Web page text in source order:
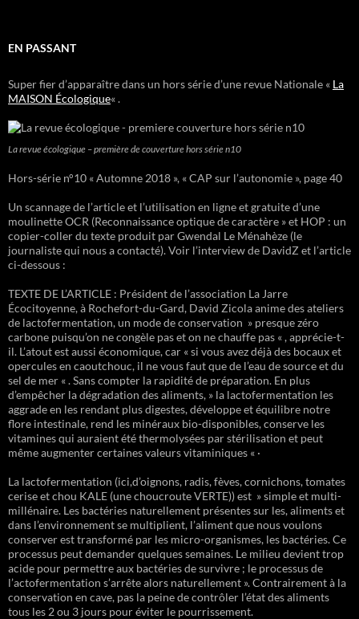
EN PASSANT
Super fier d’apparaître dans un hors série d’une revue Nationale « La
MAISON Écologique« .
La revue écologique – première de couverture hors série n10
Hors-série n°10 « Automne 2018 », « CAP sur l’autonomie », page 40
Un scannage de l’article et l’utilisation en ligne et gratuite d’une
moulinette OCR (Reconnaissance optique de caractère » et HOP : un
copier-coller du texte produit par Gwendal Le Ménahèze (le
journaliste qui nous a contacté). Voir l’interview de DavidZ et l’article
ci-dessous :
TEXTE DE L’ARTICLE : Président de l’association La Jarre
Écocitoyenne, à Rochefort-du-Gard, David Zicola anime des ateliers
de lactofermentation, un mode de conservation » presque zéro
carbone puisqu’on ne congèle pas et on ne chauffe pas « , apprécie-t-
il. L’atout est aussi économique, car « si vous avez déjà des bocaux et
opercules en caoutchouc, il ne vous faut que de l’eau de source et du
sel de mer « . Sans compter la rapidité de préparation. En plus
d’empêcher la dégradation des aliments, » la lactofermentation les
aggrade en les rendant plus digestes, développe et équilibre notre
flore intestinale, rend les minéraux bio-disponibles, conserve les
vitamines qui auraient été thermolysées par stérilisation et peut
même augmenter certaines valeurs vitaminiques « ·
La lactofermentation (ici,d’oignons, radis, fèves, cornichons, tomates
cerise et chou KALE (une choucroute VERTE)) est » simple et multi-
millénaire. Les bactéries naturellement présentes sur les, aliments et
dans l’environnement se multiplient, l’aliment que nous voulons
conserver est transformé par les micro-organismes, les bactéries. Ce
processus peut demander quelques semaines. Le milieu devient trop
acide pour permettre aux bactéries de survivre ; le processus de
l’actofermentation s’arrête alors naturellement ». Contrairement à la
conservation en cave, pas la peine de contrôler l’état des aliments
tous les 2 ou 3 jours pour éviter le pourrissement.